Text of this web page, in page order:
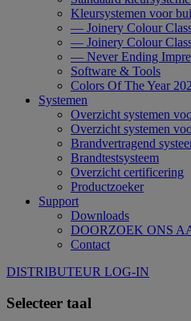
Kleursystemen voor
— Joinery Colour
— Joinery Colour
— Never Ending
Software & Tools
Colors Of The Year
Systemen
Overzicht systemen
Overzicht systemen
Brandvertragend
Brandtestsysteem
Overzicht certificering
Productzoeker
Support
Downloads
DOORZOEK ONS
Contact
DISTRIBUTEUR LOG-IN
Selecteer taal